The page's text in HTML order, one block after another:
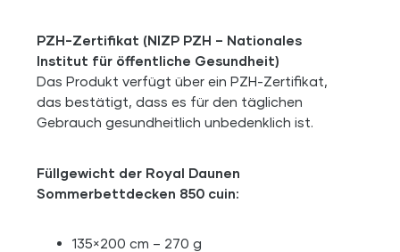
PZH-Zertifikat (NIZP PZH – Nationales
Institut für öffentliche Gesundheit)
Das Produkt verfügt über ein PZH-Zertifikat,
das bestätigt, dass es für den täglichen
Gebrauch gesundheitlich unbedenklich ist.
Füllgewicht der Royal Daunen
Sommerbettdecken 850 cuin:
135×200 cm – 270 g